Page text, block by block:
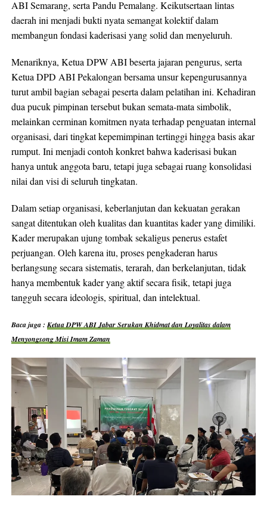
ABI Semarang, serta Pandu Pemalang. Keikutsertaan lintas
daerah ini menjadi bukti nyata semangat kolektif dalam
membangun fondasi kaderisasi yang solid dan menyeluruh.
Menariknya, Ketua DPW ABI beserta jajaran pengurus, serta
Ketua DPD ABI Pekalongan bersama unsur kepengurusannya
turut ambil bagian sebagai peserta dalam pelatihan ini. Kehadiran
dua pucuk pimpinan tersebut bukan semata-mata simbolik,
melainkan cerminan komitmen nyata terhadap penguatan internal
organisasi, dari tingkat kepemimpinan tertinggi hingga basis akar
rumput. Ini menjadi contoh konkret bahwa kaderisasi bukan
hanya untuk anggota baru, tetapi juga sebagai ruang konsolidasi
nilai dan visi di seluruh tingkatan.
Dalam setiap organisasi, keberlanjutan dan kekuatan gerakan
sangat ditentukan oleh kualitas dan kuantitas kader yang dimiliki.
Kader merupakan ujung tombak sekaligus penerus estafet
perjuangan. Oleh karena itu, proses pengkaderan harus
berlangsung secara sistematis, terarah, dan berkelanjutan, tidak
hanya membentuk kader yang aktif secara fisik, tetapi juga
tangguh secara ideologis, spiritual, dan intelektual.
Baca juga : Ketua DPW ABI Jabar Serukan Khidmat dan Loyalitas dalam
Menyongsong Misi Imam Zaman